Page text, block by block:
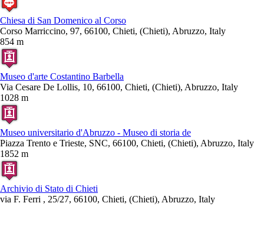
Chiesa di San Domenico al Corso
Corso Marriccino, 97, 66100, Chieti, (Chieti), Abruzzo, Italy
854 m
Museo d'arte Costantino Barbella
Via Cesare De Lollis, 10, 66100, Chieti, (Chieti), Abruzzo, Italy
1028 m
Museo universitario d'Abruzzo - Museo di storia de
Piazza Trento e Trieste, SNC, 66100, Chieti, (Chieti), Abruzzo, Italy
1852 m
Archivio di Stato di Chieti
via F. Ferri , 25/27, 66100, Chieti, (Chieti), Abruzzo, Italy